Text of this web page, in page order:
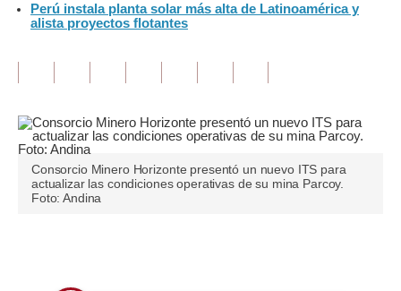
Inmobiliarias
Opinión
Editorial
Blogs
Perú instala planta solar más alta de Latinoamérica y
alista proyectos flotantes
Consorcio Minero Horizonte presentó un nuevo ITS para
actualizar las condiciones operativas de su mina Parcoy.
Foto: Andina